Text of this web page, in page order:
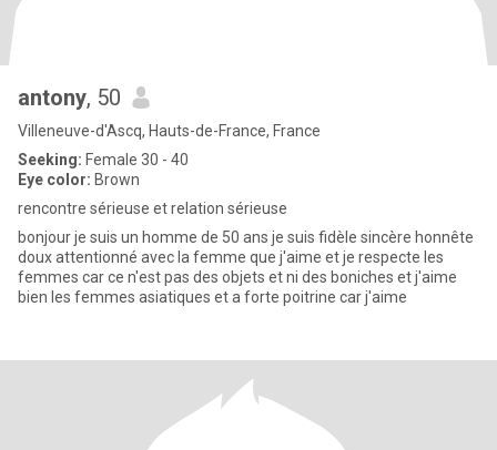
antony, 50
Villeneuve-d'Ascq, Hauts-de-France, France
Seeking: Female 30 - 40
Eye color: Brown
rencontre sérieuse et relation sérieuse
bonjour je suis un homme de 50 ans je suis fidèle sincère honnête
doux attentionné avec la femme que j'aime et je respecte les
femmes car ce n'est pas des objets et ni des boniches et j'aime
bien les femmes asiatiques et a forte poitrine car j'aime